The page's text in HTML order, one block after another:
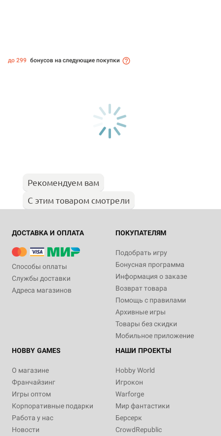
до 299 бонусов на следующие покупки
Рекомендуем вам
С этим товаром смотрели
ДОСТАВКА И ОПЛАТА
Способы оплаты
Службы доставки
Адреса магазинов
ПОКУПАТЕЛЯМ
Подобрать игру
Бонусная программа
Информация о заказе
Возврат товара
Помощь с правилами
Архивные игры
Товары без скидки
Мобильное приложение
HOBBY GAMES
О магазине
Франчайзинг
Игры оптом
Корпоративные подарки
Работа у нас
Новости
НАШИ ПРОЕКТЫ
Hobby World
Игрокон
Warforge
Мир фантастики
Берсерк
CrowdRepublic